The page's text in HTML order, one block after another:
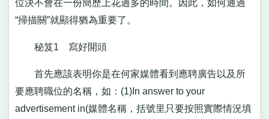
位決不會在一份簡歷上花過多的時間。因此，如何通過
“掃描關”就顯得猶為重要了。
秘笈1 寫好開頭
首先應該表明你是在何家媒體看到應聘廣告以及所
要應聘職位的名稱，如：(1)In answer to your
advertisement in(媒體名稱，括號里只要按照實際情況填